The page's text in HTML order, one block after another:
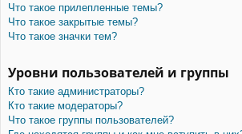
Что такое прилепленные темы?
Что такое закрытые темы?
Что такое значки тем?
Уровни пользователей и группы
Кто такие администраторы?
Кто такие модераторы?
Что такое группы пользователей?